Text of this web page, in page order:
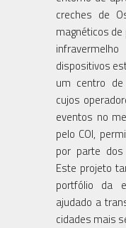
creches de
magnéticos
dispositivos
um centro de
cujos
eventos no
pelo COI,
por parte
Este projeto
portfólio da
ajudado a
cidades mais